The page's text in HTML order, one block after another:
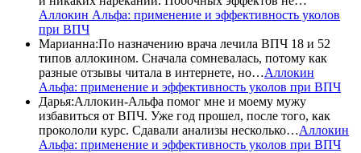
Аллокин Альфа: применение и эффективность уколов
при ВПЧ
Марианна:По назначению врача лечила ВПЧ 18 и 52
типов аллокином. Сначала сомневалась, потому как
разные отзывы читала в интернете, но…Аллокин
Альфа: применение и эффективность уколов при ВПЧ
Дарья:Аллокин-Альфа помог мне и моему мужу
избавиться от ВПЧ. Уже год прошел, после того, как
прокололи курс. Сдавали анализы несколько…Аллокин
Альфа: применение и эффективность уколов при ВПЧ